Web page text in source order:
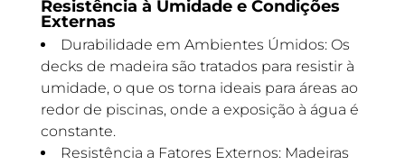
Resistência à Umidade e Condições
Externas
Durabilidade em Ambientes Úmidos: Os
decks de madeira são tratados para resistir à
umidade, o que os torna ideais para áreas ao
redor de piscinas, onde a exposição à água é
constante.
Resistência a Fatores Externos: Madeiras